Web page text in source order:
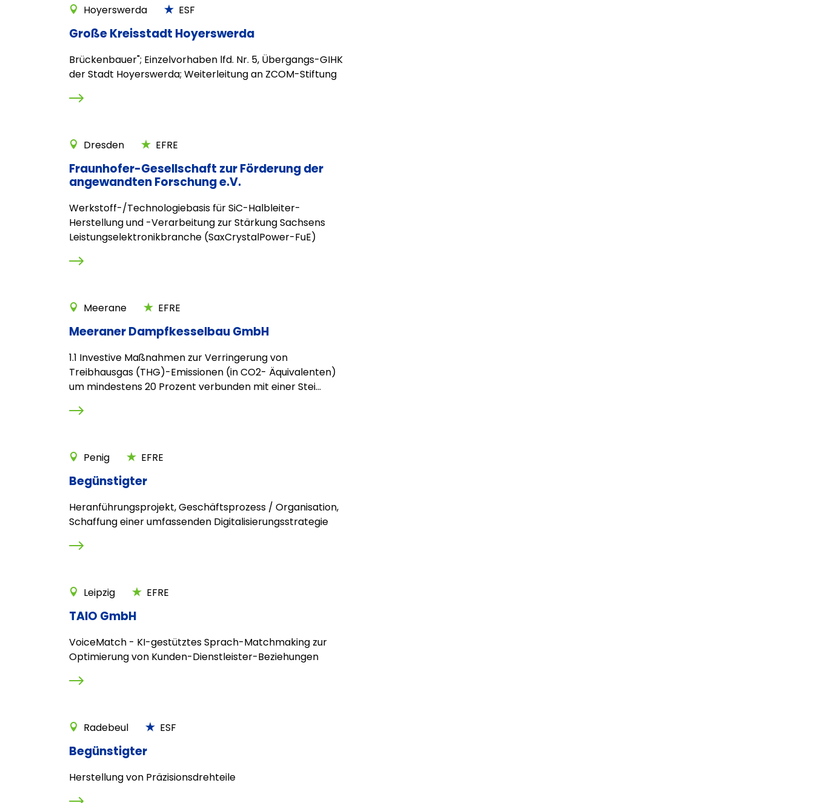
Hoyerswerda ESF
Große Kreisstadt Hoyerswerda
Brückenbauer"; Einzelvorhaben lfd. Nr. 5, Übergangs-GIHK
der Stadt Hoyerswerda; Weiterleitung an ZCOM-Stiftung
Dresden EFRE
Fraunhofer-Gesellschaft zur Förderung der
angewandten Forschung e.V.
Werkstoff-/Technologiebasis für SiC-Halbleiter-
Herstellung und -Verarbeitung zur Stärkung Sachsens
Leistungselektronikbranche (SaxCrystalPower-FuE)
Meerane EFRE
Meeraner Dampfkesselbau GmbH
1.1 Investive Maßnahmen zur Verringerung von
Treibhausgas (THG)-Emissionen (in CO2- Äquivalenten)
um mindestens 20 Prozent verbunden mit einer Stei...
Penig EFRE
Begünstigter
Heranführungsprojekt, Geschäftsprozess / Organisation,
Schaffung einer umfassenden Digitalisierungsstrategie
Leipzig EFRE
TAIO GmbH
VoiceMatch - KI-gestütztes Sprach-Matchmaking zur
Optimierung von Kunden-Dienstleister-Beziehungen
Radebeul ESF
Begünstigter
Herstellung von Präzisionsdrehteile